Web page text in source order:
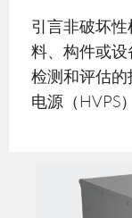
引言非破坏
料、构件或
检测和评估
电源（HVPS）